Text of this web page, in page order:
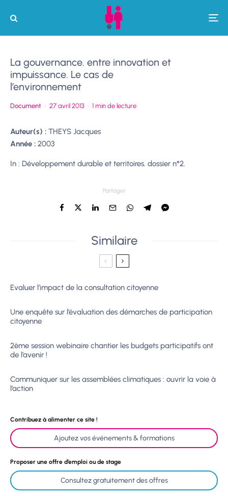
La gouvernance. entre innovation et
impuissance. Le cas de
l’environnement
Document · 27 avril 2013 · 1 min de lecture
Auteur(s) : THEYS Jacques
Année : 2003
In : Développement durable et territoires. dossier n°2.
Partager
Similaire
Evaluer l’impact de la consultation citoyenne
Une enquête sur l’évaluation des démarches de participation
citoyenne
2ème session webinaire chantier les budgets participatifs ont
de l’avenir !
Communiquer sur les assemblées climatiques : ouvrir la voie à
l’action
Contribuez à alimenter ce site !
Ajoutez vos événements & formations
Proposer une offre d’emploi ou de stage
Consultez gratuitement des offres